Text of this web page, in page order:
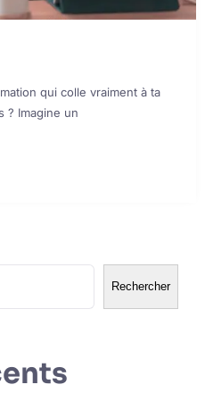
qui colle vraiment à ta
? Imagine un
Rechercher